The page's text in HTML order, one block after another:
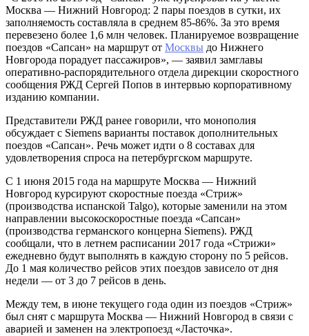
Москва — Нижний Новгород: 2 пары поездов в сутки, их
заполняемость составляла в среднем 85-86%. За это время
перевезено более 1,6 млн человек. Планируемое возвращение
поездов «Сапсан» на маршрут от Москвы до Нижнего
Новгорода порадует пассажиров», — заявил замглавы
оперативно-распорядительного отдела дирекции скоростного
сообщения РЖД Сергей Попов в интервью корпоративному
изданию компании.
Представители РЖД ранее говорили, что монополия
обсуждает с Siemens варианты поставок дополнительных
поездов «Сапсан». Речь может идти о 8 составах для
удовлетворения спроса на петербургском маршруте.
С 1 июня 2015 года на маршруте Москва — Нижний
Новгород курсируют скоростные поезда «Стриж»
(производства испанской Talgo), которые заменили на этом
направлении высокоскоростные поезда «Сапсан»
(производства германского концерна Siemens). РЖД
сообщали, что в летнем расписании 2017 года «Стрижи»
ежедневно будут выполнять в каждую сторону по 5 рейсов.
До 1 мая количество рейсов этих поездов зависело от дня
недели — от 3 до 7 рейсов в день.
Между тем, в июне текущего года один из поездов «Стриж»
был снят с маршрута Москва — Нижний Новгород в связи с
аварией и заменен на электропоезд «Ласточка».